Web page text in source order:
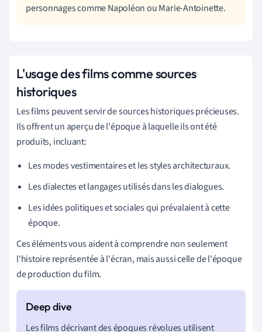
personnages comme Napoléon ou Marie-Antoinette.
L'usage des films comme sources
historiques
Les films peuvent servir de sources historiques précieuses.
Ils offrent un aperçu de l'époque à laquelle ils ont été
produits, incluant:
Les modes vestimentaires et les styles architecturaux.
Les dialectes et langages utilisés dans les dialogues.
Les idées politiques et sociales qui prévalaient à cette
époque.
Ces éléments vous aident à comprendre non seulement
l'histoire représentée à l'écran, mais aussi celle de l'époque
de production du film.
Les films décrivant des époques révolues utilisent